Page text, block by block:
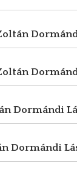
Dormándi
Dormándi